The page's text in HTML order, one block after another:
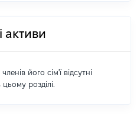
активи
його сім'ї відсутні
розділі.